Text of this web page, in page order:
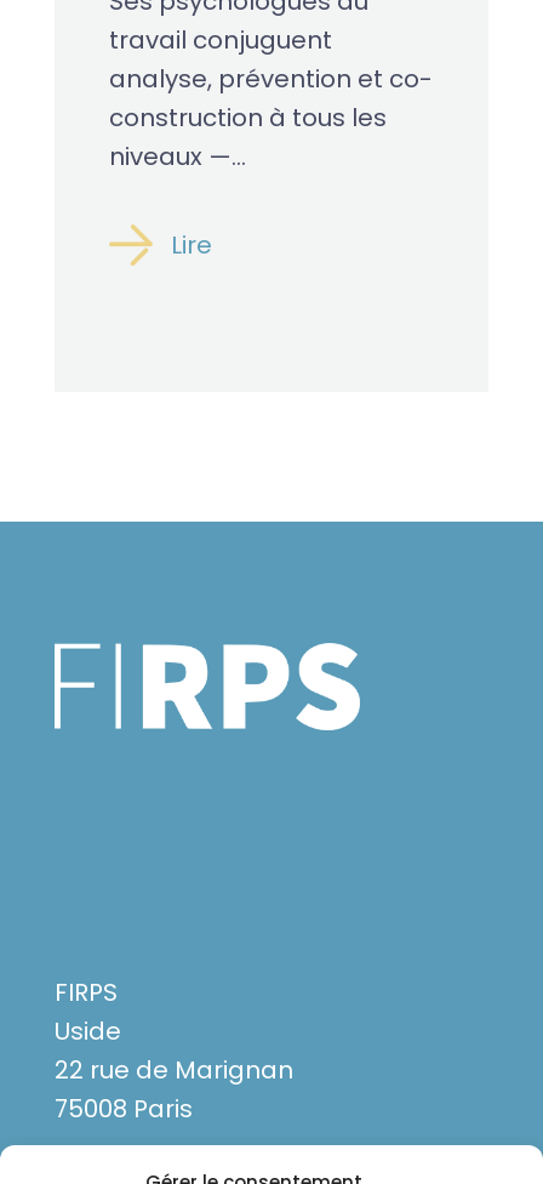
travail conjuguent
analyse, prévention et co-
construction à tous les
niveaux —...
Lire
FIRPS
Uside
22 rue de Marignan
75008 Paris